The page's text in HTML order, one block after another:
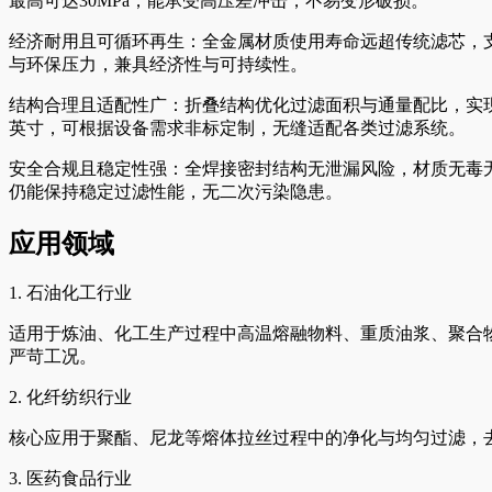
经济耐用且可循环再生：全金属材质使用寿命远超传统滤芯
与环保压力，兼具经济性与可持续性。
结构合理且适配性广：折叠结构优化过滤面积与通量配比，
英寸，可根据设备需求非标定制，无缝适配各类过滤系统。
安全合规且稳定性强：全焊接密封结构无泄漏风险，材质无
仍能保持稳定过滤性能，无二次污染隐患。
应用领域
1. 石油化工行业
适用于炼油、化工生产过程中高温熔融物料、重质油浆、聚
严苛工况。
2. 化纤纺织行业
核心应用于聚酯、尼龙等熔体拉丝过程中的净化与均匀过滤
3. 医药食品行业